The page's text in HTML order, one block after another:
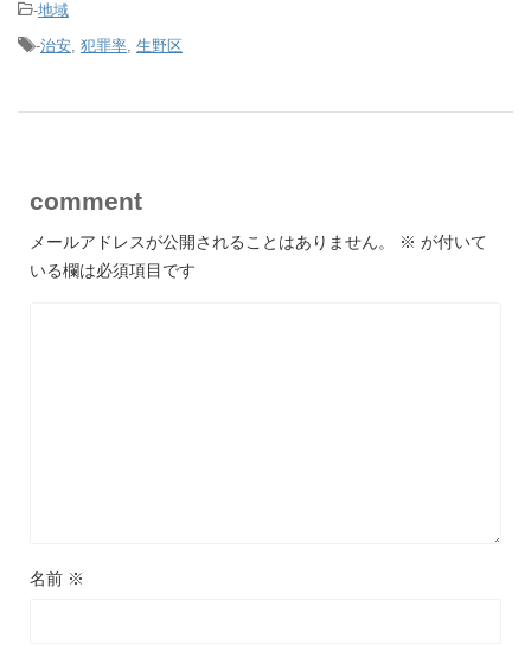
-地域
-治安, 犯罪率, 生野区
comment
メールアドレスが公開されることはありません。 ※ が付いて
いる欄は必須項目です
名前 ※